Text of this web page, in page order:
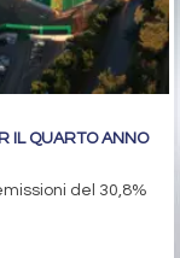
IL QUARTO ANNO
del 30,8%